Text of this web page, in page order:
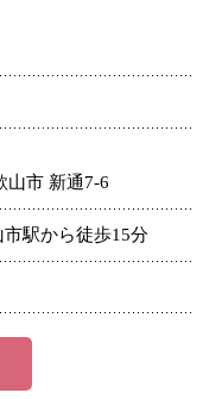
山市 新通7-6
市駅から徒歩15分